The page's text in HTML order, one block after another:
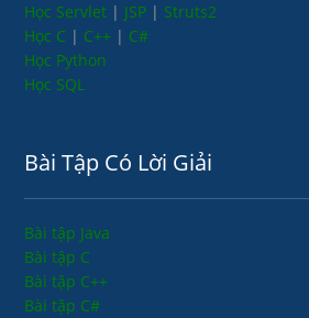
Học Servlet | JSP | Struts2
Học C | C++ | C#
Học Python
Học SQL
Bài Tập Có Lời Giải
Bài tập Java
Bài tập C
Bài tập C++
Bài tập C#